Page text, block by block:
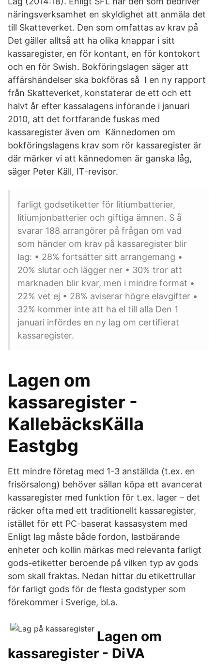
näringsverksamhet en skyldighet att anmäla det
till Skatteverket. Den som omfattas av krav på
Det gäller alltså att ha olika knappar i sitt
kassaregister, en för kontant, en för kontokort
och en för Swish. Bokföringslagen säger att
affärshändelser ska bokföras så I en ny rapport
från Skatteverket, konstaterar de ett och ett
halvt år efter kassalagens införande i januari
2010, att det fortfarande fuskas med
kassaregister även om Kännedomen om
bokföringslagens krav som rör kassaregister är
där märker vi att kännedomen är ganska låg,
säger Peter Käll, IT-revisor.
farligt godsetiketter för litiumbatterier,
litiumjonbatterier och giftiga ämnen. S å
svarar 188 arrangörer på frågan om vad
som händer om krav på kassaregister blir
lag: • 28% fortsätter sitt arrangemang •
20% slutar och lägger ner • 30% tror att
marknaden blir kvar, men i mindre format •
22% vet ej • 28% aviserar högre elavgifter •
32% kommer inte att ha el till alla Den 1
januari infördes en ny lag om certifierat
kassaregister.
Lagen om
kassaregister -
KallebäcksKälla
Eastgbg
Ett mindre företag med 1-3 anställda (t.ex. en
frisörsalong) behöver sällan köpa ett avancerat
kassaregister med funktion för t.ex. lager – det
räcker ofta med ett traditionellt kassaregister,
istället för ett PC-baserat kassasystem med
Enligt lag måste både fordon, lastbärande
enheter och kollin märkas med relevanta farligt
gods-etiketter beroende på vilken typ av gods
som skall fraktas. Nedan hittar du etikettrullar
för farligt gods för de flesta godstyper som
förekommer i Sverige, bl.a.
Lagen om
kassaregister - DiVA